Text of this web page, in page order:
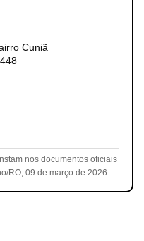
Cuniã
nos documentos oficiais
RO, 09 de março de 2026.